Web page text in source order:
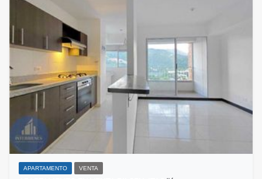
APARTAMENTO VENTA